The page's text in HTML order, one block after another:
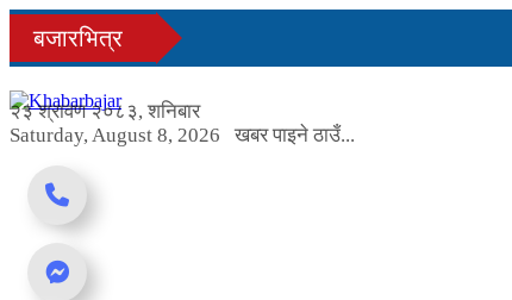
Skip
content
बजारभित्र
२३ श्रावण २०८३, शनिबार
Saturday, August 8, 2026
खबर पाइने ठाउँ...